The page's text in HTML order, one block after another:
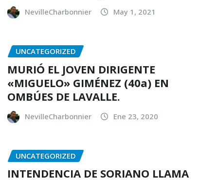
NevilleCharbonnier May 1, 2021
UNCATEGORIZED
MURIÓ EL JOVEN DIRIGENTE
«MIGUELO» GIMÉNEZ (40a) EN
OMBÚES DE LAVALLE.
NevilleCharbonnier Ene 23, 2020
UNCATEGORIZED
INTENDENCIA DE SORIANO LLAMA